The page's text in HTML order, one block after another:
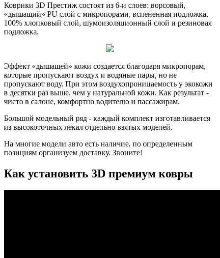
Коврики 3D Престиж состоят из 6-и слоев: ворсовый,
«дышащий» PU слой с микропорами, вспененная подложка,
100% хлопковый слой, шумоизоляционный слой и резиновая
подложка.
Эффект «дышащей» кожи создается благодаря микропорам,
которые пропускают воздух и водяные пары, но не
пропускают воду. При этом воздухопроницаемость у экокожи
в десятки раз выше, чем у натуральной кожи. Как результат -
чисто в салоне, комфортно водителю и пассажирам.
Большой модельный ряд - каждый комплект изготавливается
из высокоточных лекал отдельно взятых моделей.
На многие модели авто есть наличие, по определенным
позициям организуем доставку. Звоните!
Как установить 3D премиум ковры